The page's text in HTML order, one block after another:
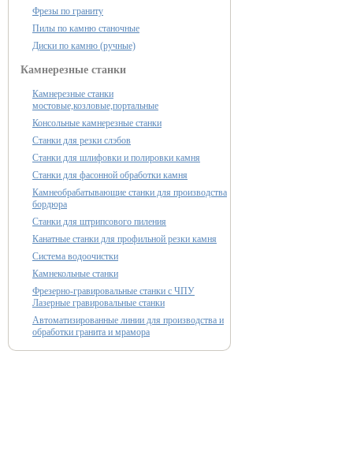
Фрезы по граниту
Пилы по камню станочные
Диски по камню (ручные)
Камнерезные станки
Камнерезные станки
мостовые,козловые,портальные
Консольные камнерезные станки
Станки для резки слэбов
Станки для шлифовки и полировки камня
Станки для фасонной обработки камня
Камнеобрабатывающие станки для производства
бордюра
Станки для штрипсового пиления
Канатные станки для профильной резки камня
Система водоочистки
Камнекольные станки
Фрезерно-гравировальные станки с ЧПУ
Лазерные гравировальные станки
Автоматизированные линии для производства и
обработки гранита и мрамора